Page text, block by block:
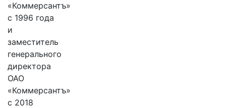
«Коммерсантъ»
с 1996 года
и
заместитель
генерального
директора
ОАО
«Коммерсантъ»
с 2018